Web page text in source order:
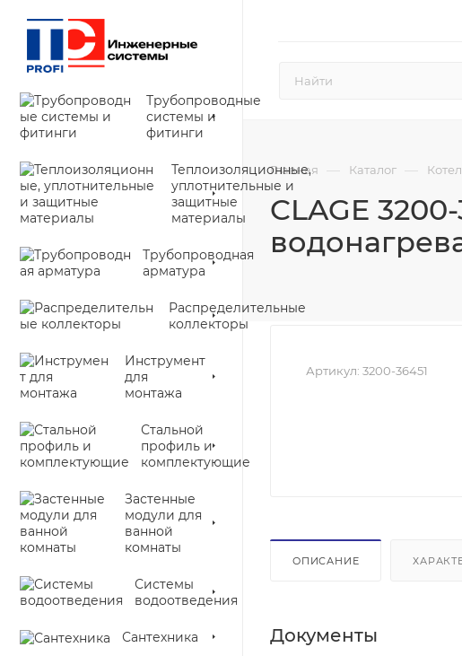
Трубопроводные
системы и
фитинги
Теплоизоляционные,
уплотнительные и
защитные
материалы
Трубопроводная
арматура
Распределительные
коллекторы
Инструмент
для
монтажа
Стальной
профиль и
комплектующие
Застенные
модули для
ванной
комнаты
Системы
водоотведения
Сантехника
Главная — Каталог —
CLAGE
Артикул: 3200-36451
ОПИСАНИЕ
Документы